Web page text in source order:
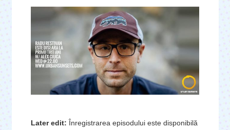
Later edit: Înregistrarea episodului este disponibilă